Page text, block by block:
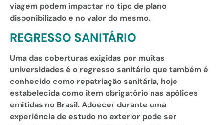
viagem podem impactar no tipo de plano
disponibilizado e no valor do mesmo.
REGRESSO SANITÁRIO
Uma das coberturas exigidas por muitas
universidades é o regresso sanitário que também é
conhecido como repatriação sanitária, hoje
estabelecida como item obrigatório nas apólices
emitidas no Brasil. Adoecer durante uma
experiência de estudo no exterior pode ser